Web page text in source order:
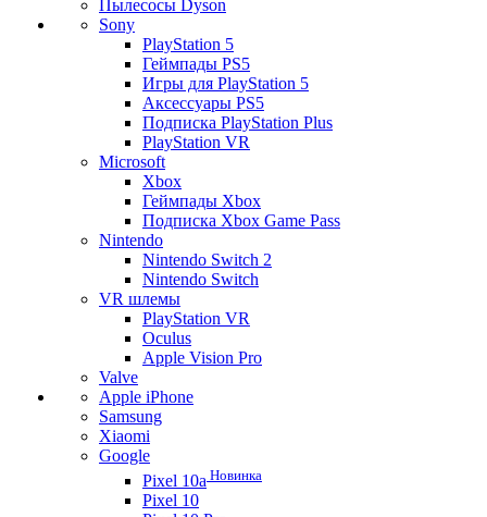
Пылесосы Dyson
Sony
PlayStation 5
Геймпады PS5
Игры для PlayStation 5
Аксессуары PS5
Подписка PlayStation Plus
PlayStation VR
Microsoft
Xbox
Геймпады Xbox
Подписка Xbox Game Pass
Nintendo
Nintendo Switch 2
Nintendo Switch
VR шлемы
PlayStation VR
Oculus
Apple Vision Pro
Valve
Apple iPhone
Samsung
Xiaomi
Google
Pixel 10a Новинка
Pixel 10